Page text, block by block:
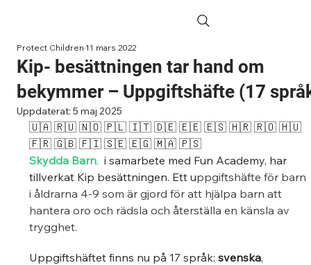
Kip- besättningen tar hand om
bekymmer – Uppgiftshäfte (17
Protect Children11 mars 2022
Uppdaterat:5 maj 2025
🇺🇦 🇷🇺 🇳🇴 🇵🇱 🇮🇹 🇩🇪 🇪🇪 🇪🇸 🇭🇷 🇷🇴 🇭🇺
🇫🇷 🇬🇧 🇫🇮 🇸🇪 🇪🇬 🇲🇦 🇵🇸
Skydda Barn,
  i samarbete med Fun Academy, har
tillverkat Kip besättningen. Ett uppgiftshäfte för barn
i åldrarna 4-9 som är gjord för att hjälpa barn att
hantera oro och rädsla och återställa en känsla av
trygghet.
Uppgiftshäftet finns nu på 17 språk: svenska,